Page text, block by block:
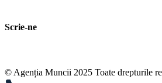
Scrie-ne
© Agenția Muncii 2025 Toate drepturile